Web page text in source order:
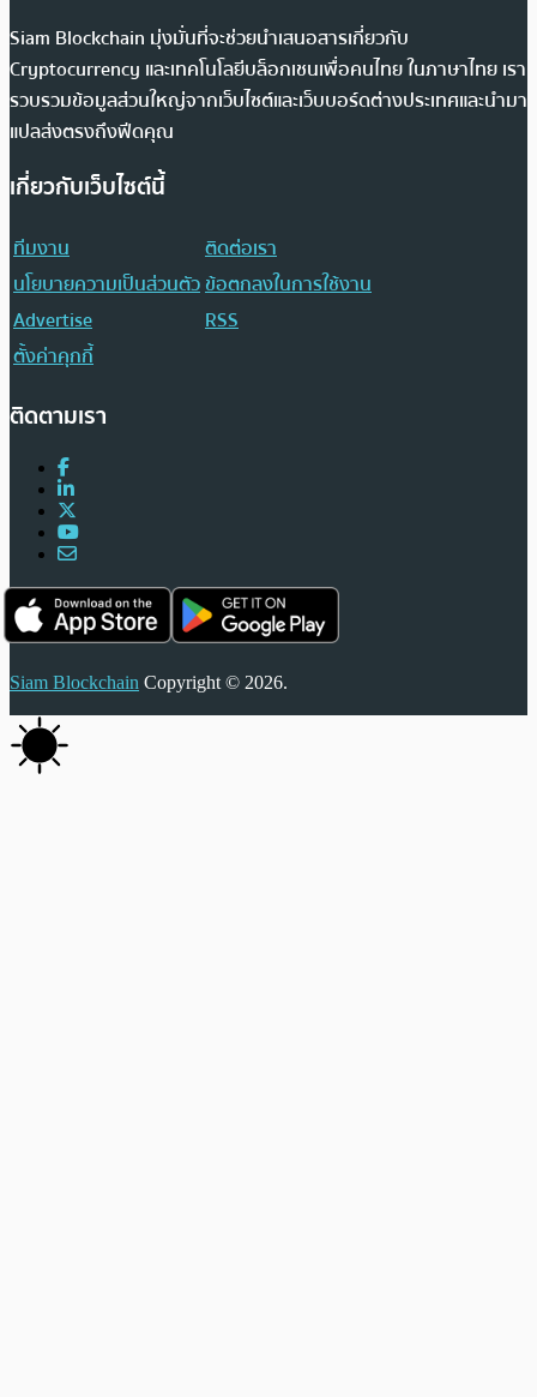
Siam Blockchain มุ่งมั่นที่จะช่วยนำเสนอสารเกี่ยวกับ
Cryptocurrency และเทคโนโลยีบล็อกเชนเพื่อคนไทย ในภาษาไทย เรา
รวบรวมข้อมูลส่วนใหญ่จากเว็บไซต์และเว็บบอร์ดต่างประเทศและนำมา
แปลส่งตรงถึงฟีดคุณ
เกี่ยวกับเว็บไซต์นี้
ทีมงาน
ติดต่อเรา
นโยบายความเป็นส่วนตัวข้อตกลงในการใช้งาน
Advertise
RSS
ตั้งค่าคุกกี้
ติดตามเรา
Siam Blockchain Copyright © 2026.